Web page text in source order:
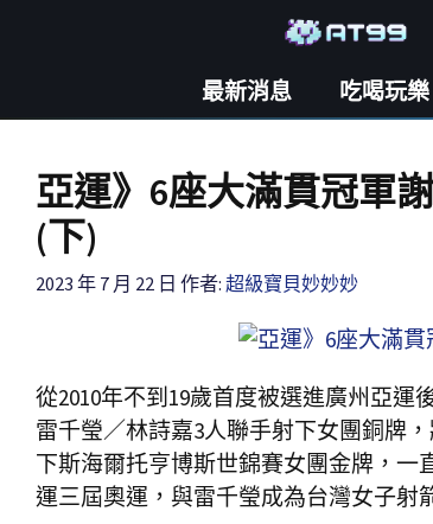
最新消息 吃喝玩樂
亞運》6座大滿貫冠軍
(下)
2023 年 7 月 22 日 作者: 超級寶貝妙妙妙
從2010年不到19歲首度被選進廣州亞運
雷千瑩／林詩嘉3人聯手射下女團銅牌
下斯海爾托亨博斯世錦賽女團金牌，一
運三屆奧運，與雷千瑩成為台灣女子射